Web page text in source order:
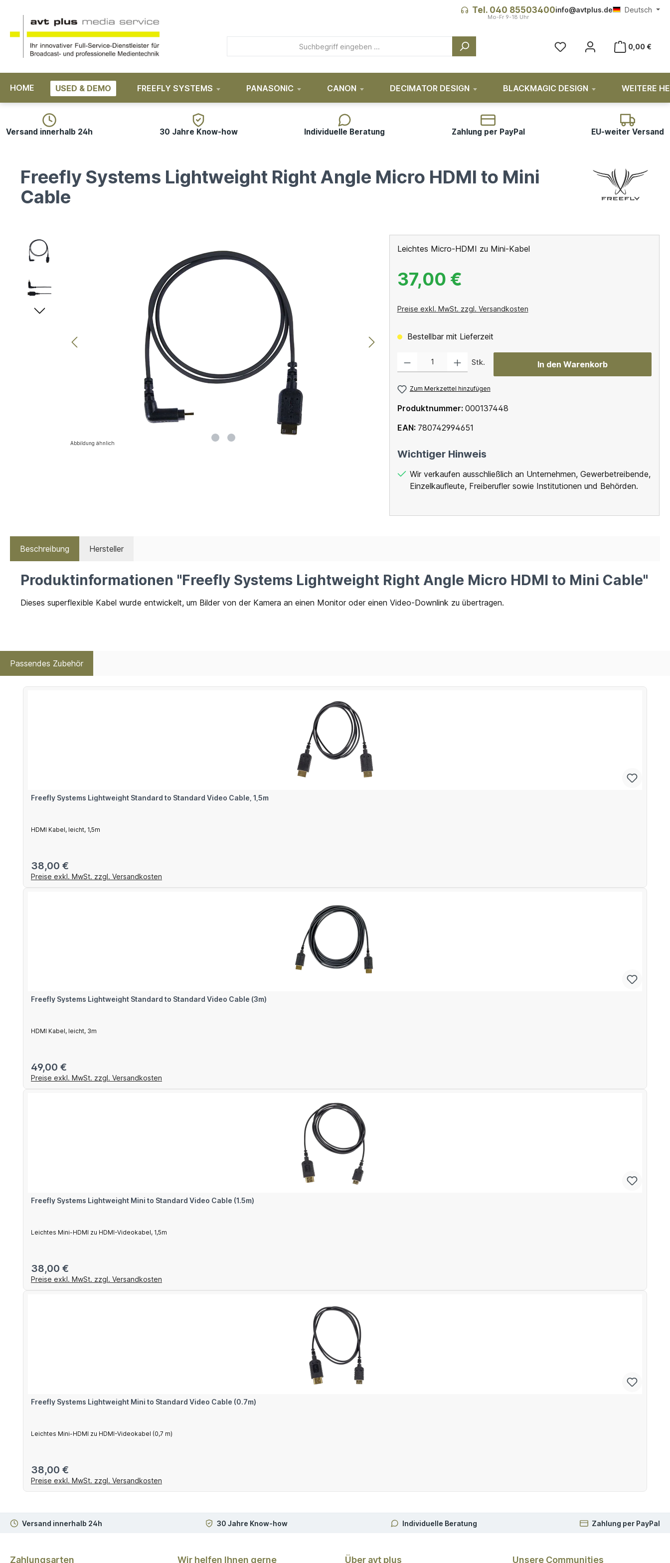
Deutsch
Tel. 040 85503400info@avtplus.de
0,00 €
HOME USED & DEMO FREEFLY SYSTEMS PANASONIC CANON DECIMATOR DESIGN BLACKMAGIC DESIGN WEITERE
Versand innerhalb 24h 30 Jahre Know-how Individuelle Beratung Zahlung per PayPal EU-weiter Versand
Freefly Systems Lightweight Right Angle Micro HDMI to Mini
Cable
Bildergalerie überspringen
Abbildung ähnlich
Leichtes Micro-HDMI zu Mini-Kabel
37,00 €
Preise exkl. MwSt. zzgl. Versandkosten
Bestellbar mit Lieferzeit
Stk. In den Warenkorb
Zum Merkzettel hinzufügen
Produktnummer: 000137448
EAN: 780742994651
Wichtiger Hinweis
Wir verkaufen ausschließlich an Unternehmen, Gewerbetreibende,
Einzelkaufleute, Freiberufler sowie Institutionen und Behörden.
Beschreibung Hersteller
Produktinformationen "Freefly Systems Lightweight Right Angle Micro HDMI to Mini Cable"
Dieses superflexible Kabel wurde entwickelt, um Bilder von der Kamera an einen Monitor oder einen Video-Downlink zu übertragen.
Passendes Zubehör
Produktgalerie überspringen
Freefly Systems Lightweight Standard to Standard Video Cable, 1,5m
HDMI Kabel, leicht, 1,5m
Regulärer Preis:
38,00 €
Preise exkl. MwSt. zzgl. Versandkosten
Freefly Systems Lightweight Standard to Standard Video Cable (3m)
HDMI Kabel, leicht, 3m
Regulärer Preis:
49,00 €
Preise exkl. MwSt. zzgl. Versandkosten
In den Warenkorb
Freefly Systems Lightweight Mini to Standard Video Cable (1.5m)
Leichtes Mini-HDMI zu HDMI-Videokabel, 1,5m
Regulärer Preis:
38,00 €
Preise exkl. MwSt. zzgl. Versandkosten
In den Warenkorb
Freefly Systems Lightweight Mini to Standard Video Cable (0.7m)
Leichtes Mini-HDMI zu HDMI-Videokabel (0,7 m)
Regulärer Preis:
38,00 €
Preise exkl. MwSt. zzgl. Versandkosten
Versand innerhalb 24h 30 Jahre Know-how Individuelle Beratung Zahlung per PayPal
Zahlungsarten Wir helfen Ihnen gerne Über avt plus Unsere Communities